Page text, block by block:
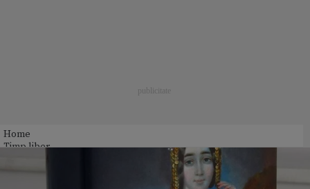
Home
Timp liber